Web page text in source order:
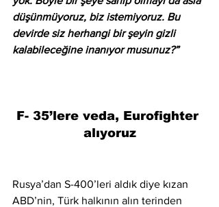
düşünmüyoruz, biz istemiyoruz. Bu
devirde siz herhangi bir şeyin gizli
kalabileceğine inanıyor musunuz?”
F- 35’lere veda, Eurofighter
alıyoruz
Rusya’dan S-400’leri aldık diye kızan
ABD’nin, Türk halkının alın terinden